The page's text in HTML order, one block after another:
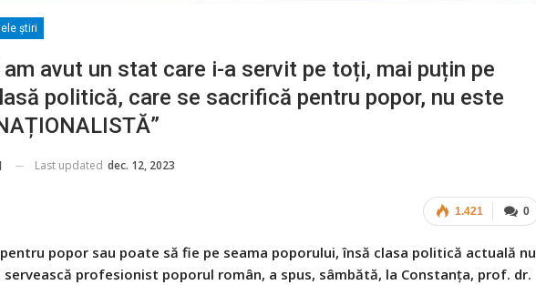
ştiri
am avut un stat care i-a servit pe toți, mai puțin pe
politică, care se sacrifică pentru popor, nu este
Last updated dec. 12, 2023
0
1.421
popor sau poate să fie pe seama poporului, însă clasa politică actuală nu
profesionist poporul român, a spus, sâmbătă, la Constanța, prof. dr.